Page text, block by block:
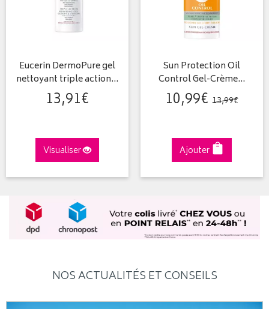
Eucerin DermoPure gel
nettoyant triple action…
13,91€
Visualiser
Sun Protection Oil
Control Gel-Crème…
10,99€ 13,99€
Ajouter
NOS ACTUALITÉS ET CONSEILS